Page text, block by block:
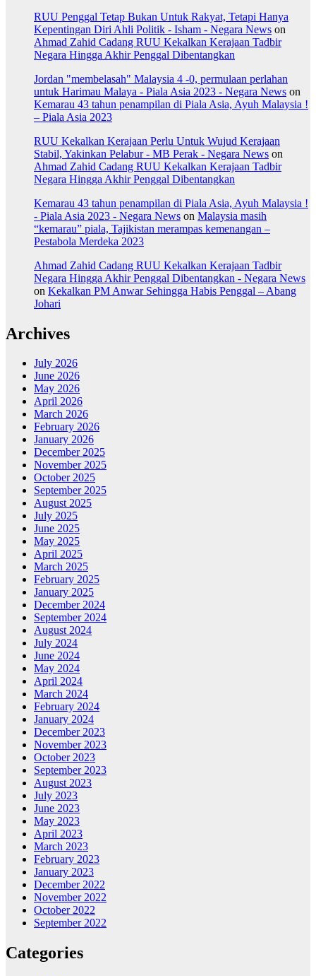
RUU Penggal Tetap Bukan Untuk Rakyat, Tetapi Hanya
Kepentingan Diri Ahli Politik - Isham - Negara News on
Ahmad Zahid Cadang RUU Kekalkan Kerajaan Tadbir
Negara Hingga Akhir Penggal Dibentangkan
Jordan "membelasah" Malaysia 4 -0, permulaan perlahan
untuk Harimau Malaya - Piala Asia 2023 - Negara News on
Kemarau 43 tahun penampilan di Piala Asia, Ayuh Malaysia !
– Piala Asia 2023
RUU Kekalkan Kerajaan Perlu Untuk Wujud Kerajaan
Stabil, Yakinkan Pelabur - MB Perak - Negara News on
Ahmad Zahid Cadang RUU Kekalkan Kerajaan Tadbir
Negara Hingga Akhir Penggal Dibentangkan
Kemarau 43 tahun penampilan di Piala Asia, Ayuh Malaysia !
- Piala Asia 2023 - Negara News on Malaysia masih
“kemarau” piala, Tajikistan merampas kemenangan –
Pestabola Merdeka 2023
Ahmad Zahid Cadang RUU Kekalkan Kerajaan Tadbir
Negara Hingga Akhir Penggal Dibentangkan - Negara News
on Kekalkan PM Anwar Sehingga Habis Penggal – Abang
Johari
Archives
July 2026
June 2026
May 2026
April 2026
March 2026
February 2026
January 2026
December 2025
November 2025
October 2025
September 2025
August 2025
July 2025
June 2025
May 2025
April 2025
March 2025
February 2025
January 2025
December 2024
September 2024
August 2024
July 2024
June 2024
May 2024
April 2024
March 2024
February 2024
January 2024
December 2023
November 2023
October 2023
September 2023
August 2023
July 2023
June 2023
May 2023
April 2023
March 2023
February 2023
January 2023
December 2022
November 2022
October 2022
September 2022
Categories